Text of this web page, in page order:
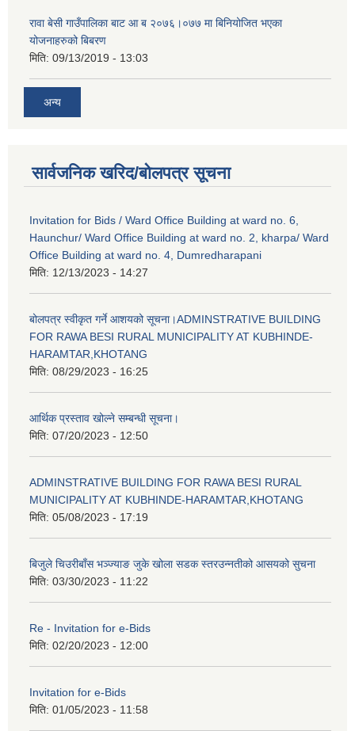
रावा बेसी गाउँपालिका बाट आ ब २०७६।०७७ मा बिनियोजित भएका
योजनाहरुको बिबरण
मिति: 09/13/2019 - 13:03
अन्य
सार्वजनिक खरिद/बोलपत्र सूचना
Invitation for Bids / Ward Office Building at ward no. 6,
Haunchur/ Ward Office Building at ward no. 2, kharpa/ Ward
Office Building at ward no. 4, Dumredharapani
मिति: 12/13/2023 - 14:27
बोलपत्र स्वीकृत गर्ने आशयको सूचना।ADMINSTRATIVE BUILDING
FOR RAWA BESI RURAL MUNICIPALITY AT KUBHINDE-
HARAMTAR,KHOTANG
मिति: 08/29/2023 - 16:25
आर्थिक प्रस्ताव खोल्ने सम्बन्धी सूचना।
मिति: 07/20/2023 - 12:50
ADMINSTRATIVE BUILDING FOR RAWA BESI RURAL
MUNICIPALITY AT KUBHINDE-HARAMTAR,KHOTANG
मिति: 05/08/2023 - 17:19
बिजुले चिउरीबाँस भञ्ज्याङ जुके खोला सडक स्तरउन्नतीको आसयको सुचना
मिति: 03/30/2023 - 11:22
Re - Invitation for e-Bids
मिति: 02/20/2023 - 12:00
Invitation for e-Bids
मिति: 01/05/2023 - 11:58